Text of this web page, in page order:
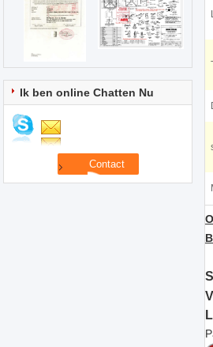
Ik ben online Chatten Nu